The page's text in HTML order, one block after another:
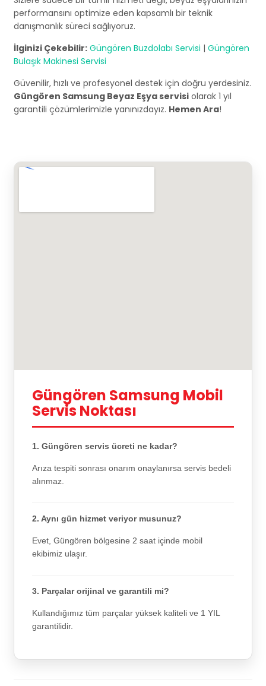
performansını optimize eden kapsamlı bir teknik
danışmanlık süreci sağlıyoruz.
İlginizi Çekebilir: Güngören Buzdolabı Servisi | Güngören
Bulaşık Makinesi Servisi
Güvenilir, hızlı ve profesyonel destek için doğru yerdesiniz.
Güngören Samsung Beyaz Eşya servisi olarak 1 yıl
garantili çözümlerimizle yanınızdayız. Hemen Ara!
Güngören Samsung Mobil
Servis Noktası
1. Güngören servis ücreti ne kadar?
Arıza tespiti sonrası onarım onaylanırsa servis bedeli
alınmaz.
2. Aynı gün hizmet veriyor musunuz?
Evet, Güngören bölgesine 2 saat içinde mobil
ekibimiz ulaşır.
3. Parçalar orijinal ve garantili mi?
Kullandığımız tüm parçalar yüksek kaliteli ve 1 YIL
garantilidir.